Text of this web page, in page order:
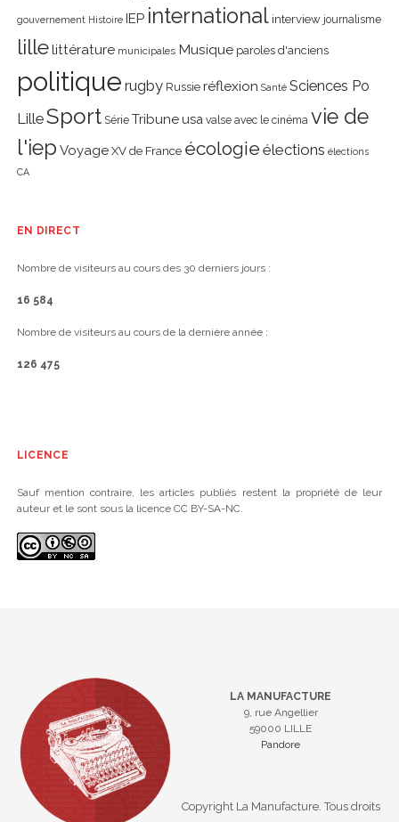
gouvernement Histoire IEP international interview journalisme
lillelittérature municipales Musique paroles d'anciens
politique rugby Russie réflexion Santé Sciences Po
LilleSport Série Tribune usa valse avec le cinéma vie de
l'iep Voyage XV de France écologie élections élections
CA
EN DIRECT
Nombre de visiteurs au cours des 30 derniers jours :
16 584
Nombre de visiteurs au cours de la dernière année :
126 475
LICENCE
Sauf mention contraire, les articles publiés restent la propriété de leur
auteur et le sont sous la licence CC BY-SA-NC.
LA MANUFACTURE
9, rue Angellier
59000 LILLE
Pandore
Copyright La Manufacture. Tous droits